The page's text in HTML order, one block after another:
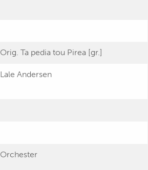
Orig. Ta pedia tou Pirea [gr.]
Lale Andersen
Orchester